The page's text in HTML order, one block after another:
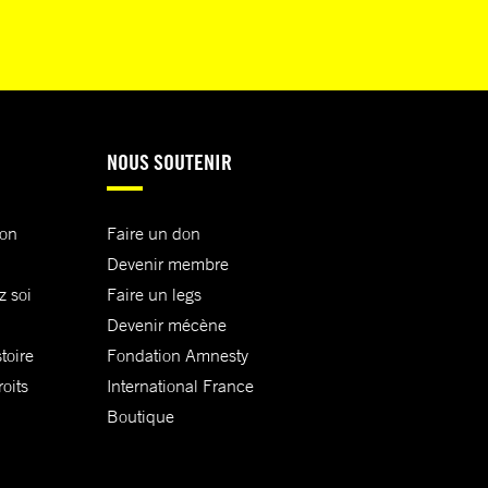
soi
NOUS SOUTENIR
Faire un don
Devenir membre
Faire un legs
Devenir mécène
Fondation Amnesty
International France
Boutique